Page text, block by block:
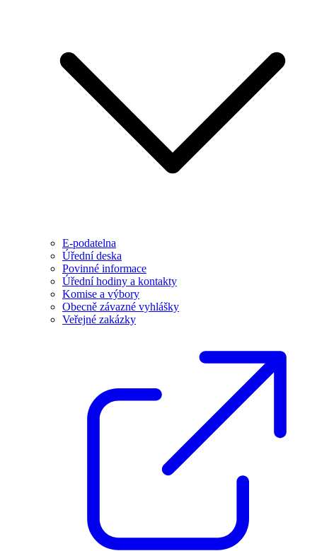
E-podatelna
Úřední deska
Povinné informace
Úřední hodiny a kontakty
Komise a výbory
Obecně závazné vyhlášky
Veřejné zakázky